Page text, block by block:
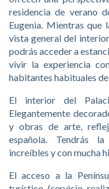
residencia de verano
Eugenia. Mientras que
vista general del
podrás acceder a
vivir la experiencia
habitantes habituales
El interior del
Elegantemente
y obras de arte,
española. Tendrás
increíbles y con mucha
El acceso a la